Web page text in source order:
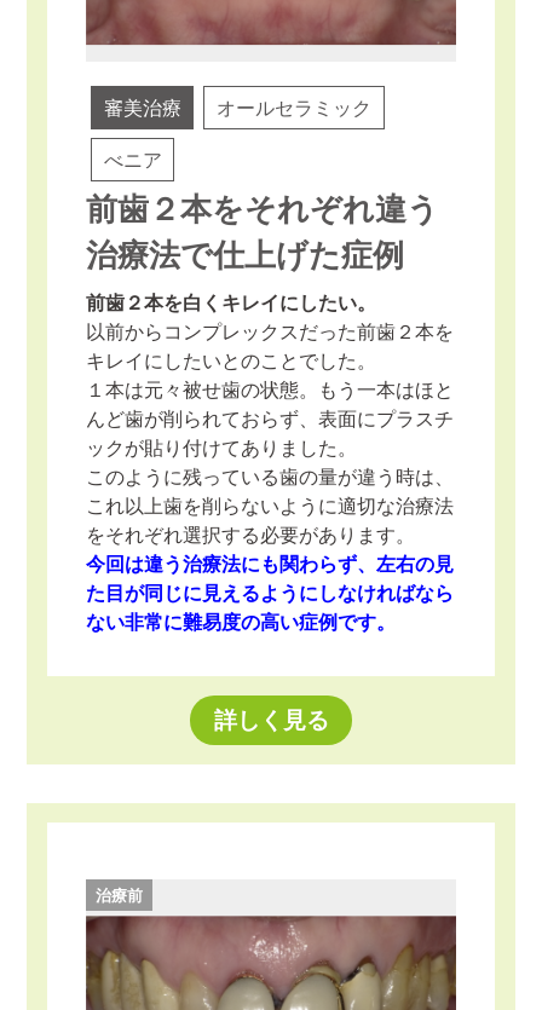
審美治療 オールセラミック
べニア
前歯２本をそれぞれ違う
治療法で仕上げた症例
前歯２本を白くキレイにしたい。
以前からコンプレックスだった前歯２本を
キレイにしたいとのことでした。
１本は元々被せ歯の状態。もう一本はほと
んど歯が削られておらず、表面にプラスチ
ックが貼り付けてありました。
このように残っている歯の量が違う時は、
これ以上歯を削らないように適切な治療法
をそれぞれ選択する必要があります。
今回は違う治療法にも関わらず、左右の見
た目が同じに見えるようにしなければなら
ない非常に難易度の高い症例です。
詳しく見る
治療前